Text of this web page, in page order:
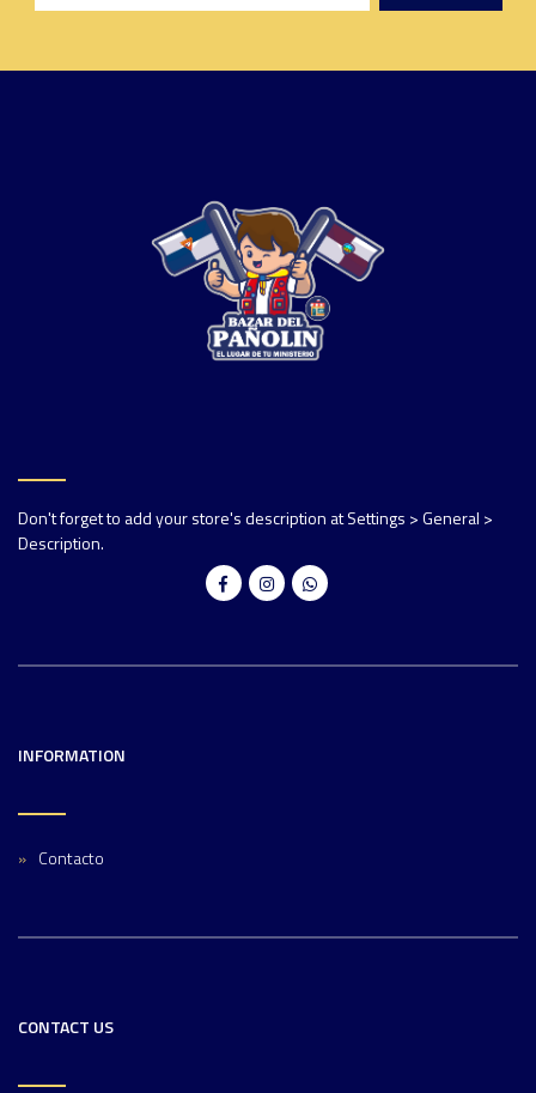
Don't forget to add your store's description at Settings > General >
Description.
INFORMATION
Contacto
CONTACT US